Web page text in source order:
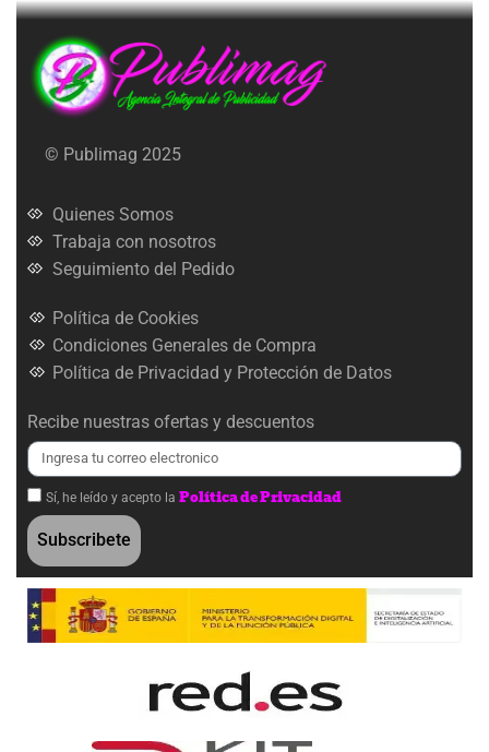
© Publimag 2025
Quienes Somos
Trabaja con nosotros
Seguimiento del Pedido
Política de Cookies
Condiciones Generales de Compra
Política de Privacidad y Protección de Datos
Recibe nuestras ofertas y descuentos
Sí, he leído y acepto la Política de Privacidad
Subscribete